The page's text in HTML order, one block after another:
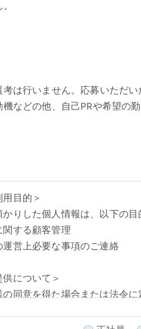
は行いません。応募いただ
などの他、自己PRや希望の
用目的＞
りした個人情報は、以下の
関する顧客管理
運営上必要な事項のご連絡
について＞
同意を得た場合または法令に